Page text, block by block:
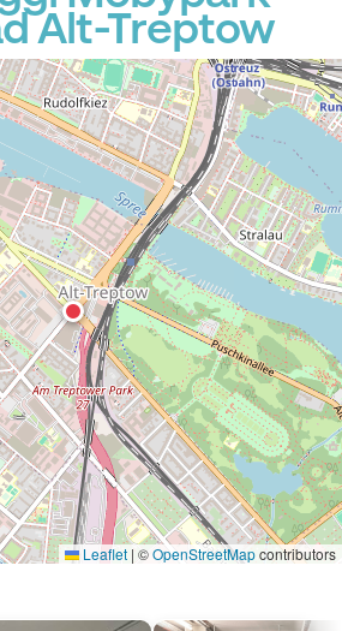
Alt-Treptow
Leaflet | ©OpenStreetMapcontributors